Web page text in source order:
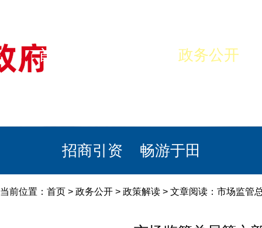
首页 政务公开
招商引资 畅游于田
当前位置： 首页 > 政务公开 > 政策解读 > 文章阅读：市场监管